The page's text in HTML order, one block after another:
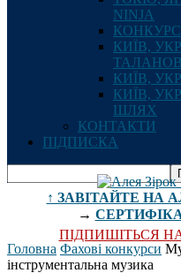
NINJA
КИЇВ,
КИЇВ,
КИЇВ,
ШЛЯХ
КОНТАКТИ
ПІДПИСКА
↑ ЗАВІТАЙТЕ НА
→
ПІДПИШІТЬСЯ
Головна Фахові конкурси
інструментальна музика